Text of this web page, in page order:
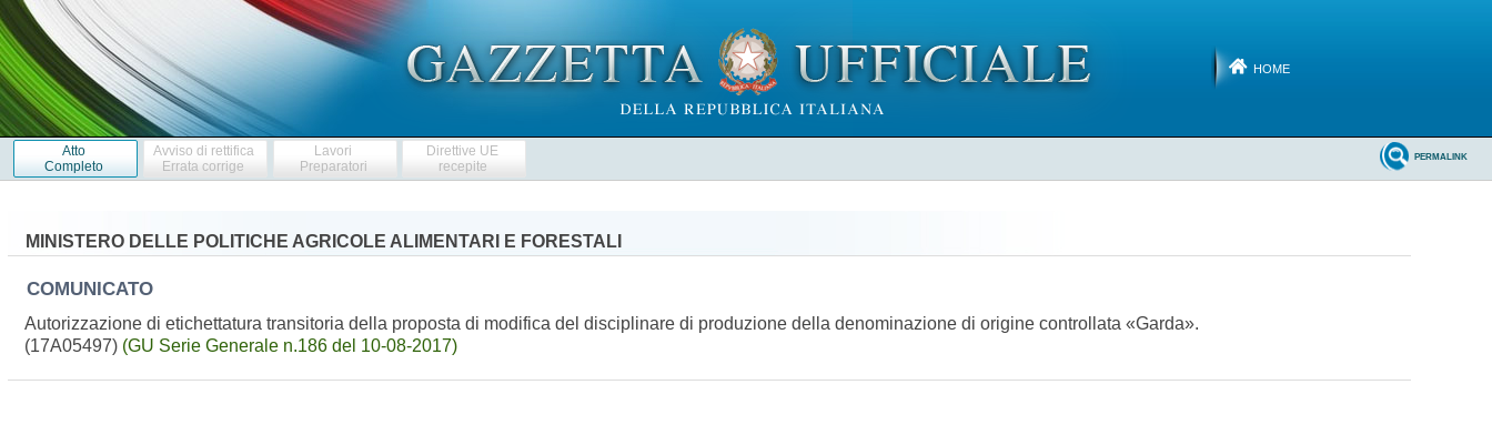
HOME
Atto
Completo
Avviso di rettifica
Errata corrige
Lavori
Preparatori
Direttive UE
recepite
PERMALINK
MINISTERO DELLE POLITICHE AGRICOLE ALIMENTARI E FORESTALI
COMUNICATO
Autorizzazione di etichettatura transitoria della proposta di modifica del disciplinare di produzione della denominazione di origine controllata «Garda».
(17A05497) (GU Serie Generale n.186 del 10-08-2017)